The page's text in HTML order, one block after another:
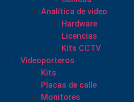
Analítica de video
Hardware
Licencias
Kits CCTV
Videoporteros
Kits
Placas de calle
Monitores